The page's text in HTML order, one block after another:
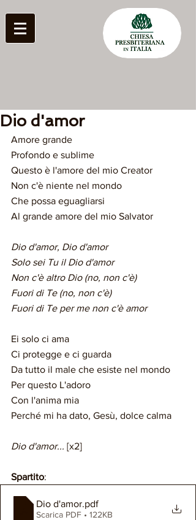
Dio d'amor
Amore grande
Profondo e sublime
Questo è l'amore del mio Creator
Non c'è niente nel mondo
Che possa eguagliarsi
Al grande amore del mio Salvator
Dio d'amor, Dio d'amor
Solo sei Tu il Dio d'amor
Non c'è altro Dio (no, non c'è)
Fuori di Te (no, non c'è)
Fuori di Te per me non c'è amor
Ei solo ci ama
Ci protegge e ci guarda
Da tutto il male che esiste nel mondo
Per questo L'adoro
Con l'anima mia
Perché mi ha dato, Gesù, dolce calma
Dio d'amor... [x2]
Spartito:
Dio d'amor.pdf
Scarica PDF • 122KB